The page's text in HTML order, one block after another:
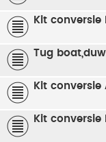
Kit conversie
Tug
Kit conversie
Kit conversie